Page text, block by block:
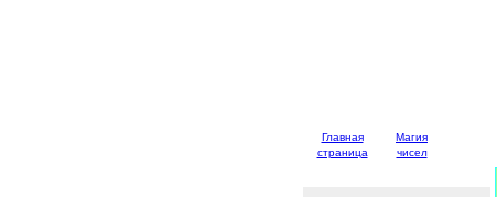
Главная
страница
Магия
чисел